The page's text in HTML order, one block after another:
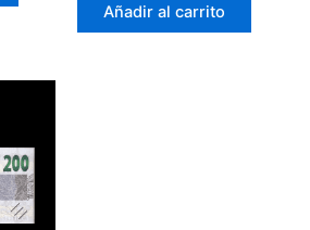
Añadir al carrito